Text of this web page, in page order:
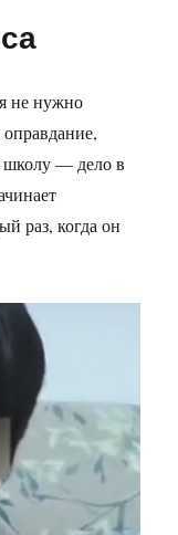
не нужно
школу — дело в
раз, когда он